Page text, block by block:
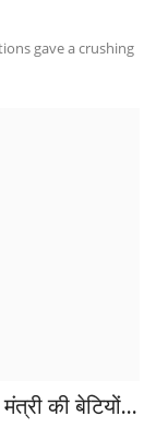
gave a crushing
की बेटियों...